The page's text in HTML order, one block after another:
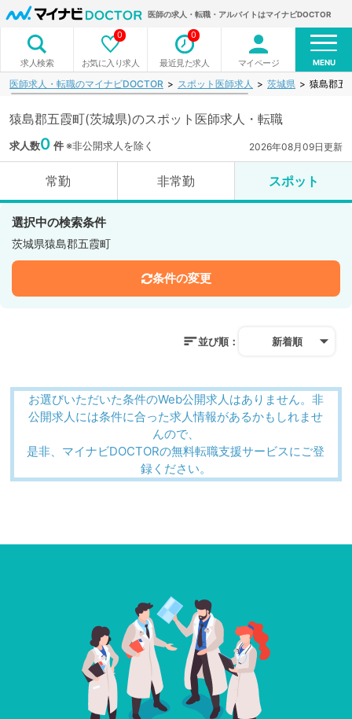
医師の求人・転職・アルバイトはマイナビDOCTOR
求人検索 お気に入り求人
0
最近見た求人
0
マイページ MENU
医師求人・転職のマイナビDOCTOR スポット医師求人 茨城県 猿島郡五
猿島郡五霞町(茨城県)のスポット医師求人・転職
求人数0 件※非公開求人を除く 2026年08月09日更新
常勤 非常勤 スポット
選択中の検索条件
茨城県猿島郡五霞町
条件の変更
並び順： 新着順
お選びいただいた条件のWeb公開求人はありません。非
公開求人には条件に合った求人情報があるかもしれませ
んので、
是非、マイナビDOCTORの無料転職支援サービスにご登
録ください。